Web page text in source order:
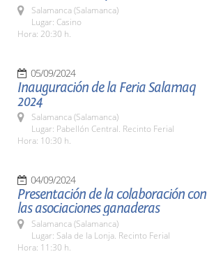
Salamanca (Salamanca)
Lugar: Casino
Hora: 20:30 h.
05/09/2024
Inauguración de la Feria Salamaq
2024
Salamanca (Salamanca)
Lugar: Pabellón Central. Recinto Ferial
Hora: 10:30 h.
04/09/2024
Presentación de la colaboración con
las asociaciones ganaderas
Salamanca (Salamanca)
Lugar: Sala de la Lonja. Recinto Ferial
Hora: 11:30 h.